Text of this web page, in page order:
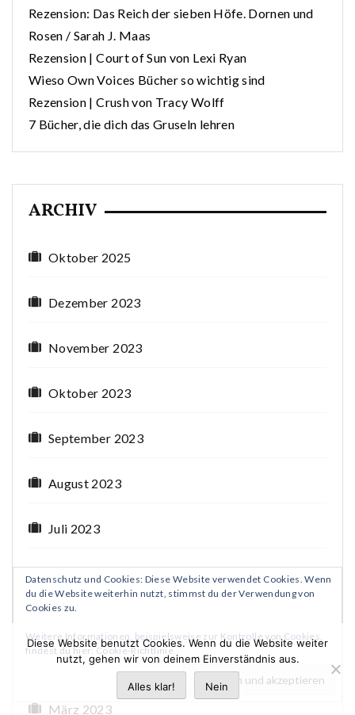
Rezension: Das Reich der sieben Höfe. Dornen und
Rosen / Sarah J. Maas
Rezension | Court of Sun von Lexi Ryan
Wieso Own Voices Bücher so wichtig sind
Rezension | Crush von Tracy Wolff
7 Bücher, die dich das Gruseln lehren
ARCHIV
Oktober 2025
Dezember 2023
November 2023
Oktober 2023
September 2023
August 2023
Juli 2023
Juni 2023
April 2023
März 2023
Datenschutz und Cookies: Diese Website verwendet Cookies. Wenn
du die Website weiterhin nutzt, stimmst du der Verwendung von
Cookies zu.
Weitere Informationen, beispielsweise zur Kontrolle von Cookies,
findest du hier:Cookie-Richtlinie
Diese Website benutzt Cookies. Wenn du die Website weiter
nutzt, gehen wir von deinem Einverständnis aus.
Alles klar! Nein